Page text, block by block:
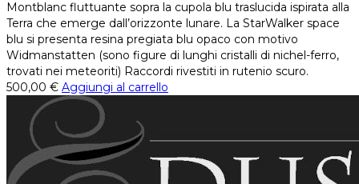
Montblanc fluttuante sopra la cupola blu traslucida ispirata alla
Terra che emerge dall’orizzonte lunare. La StarWalker space
blu si presenta resina pregiata blu opaco con motivo
Widmanstatten (sono figure di lunghi cristalli di nichel-ferro,
trovati nei meteoriti) Raccordi rivestiti in rutenio scuro.
500,00 € Aggiungi al carrello